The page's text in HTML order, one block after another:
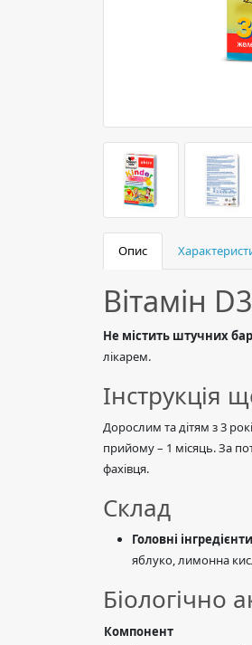
Опис
Вітамін
Не містить штучних
лікарем.
Інструкція
Дорослим та дітям з 3
прийому – 1 місяць. За
фахівця.
Склад
Головні
яблуко, лимонна
Біологічно
Компонент